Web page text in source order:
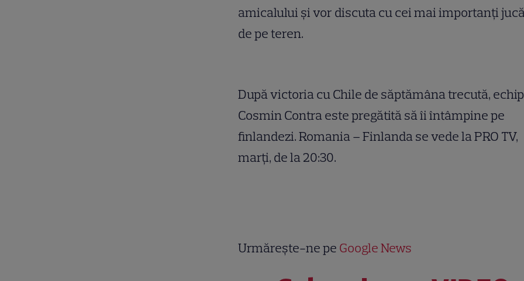
amicalului și vor discuta cu cei mai importanți
de pe teren.
După victoria cu Chile de săptămâna trecută,
Cosmin Contra este pregătită să îi întâmpine pe
finlandezi. Romania – Finlanda se vede la PRO TV,
marți, de la 20:30.
Urmărește-ne pe Google News